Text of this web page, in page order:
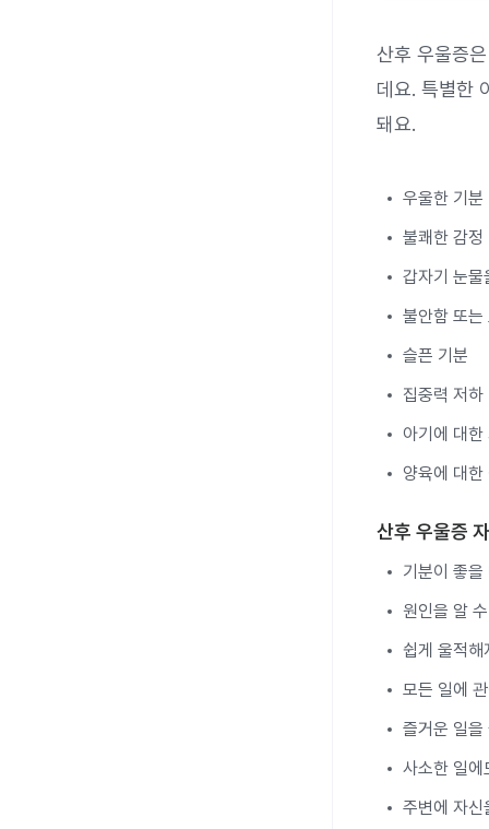
산후 우울증
데요. 특별한
돼요.
우울한 기분
불쾌한 감정
갑자기 눈물
불안함 또는
슬픈 기분
집중력 저하
아기에 대한
양육에 대
산후 우울증
기분이 좋
원인을 알
쉽게 울적해
모든 일에
즐거운 일을
사소한 일에
주변에 자신